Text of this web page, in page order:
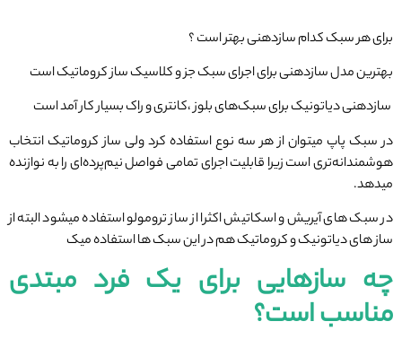
برای هر سبک کدام سازدهنی بهتر است ؟
بهترین مدل سازدهنی برای اجرای سبک جز و کلاسیک ساز کروماتیک است
سازدهنی دیاتونیک برای سبک‌های بلوز ،کانتری و راک بسیار کار آمد است
در سبک پاپ میتوان از هر سه نوع استفاده کرد ولی ساز کروماتیک انتخاب
هوشمندانه‌تری است زیرا قابلیت اجرای تمامی فواصل نیم‌پرده‌ای را به نوازنده
میدهد.
در سبک های آیریش و اسکاتیش اکثرا از ساز ترومولو استفاده میشود البته از
ساز های دیاتونیک و کروماتیک هم در این سبک ها استفاده میک
چه سازهایی برای یک فرد مبتدی
مناسب است؟